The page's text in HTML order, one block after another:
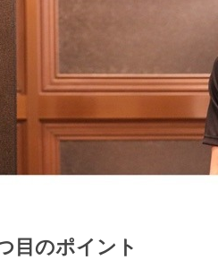
目のポイント